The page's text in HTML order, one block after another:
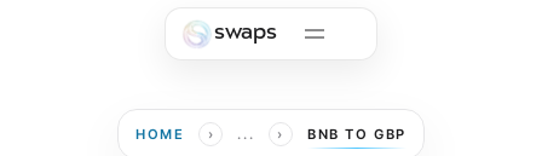
swaps
HOME › ... › BNB TO GBP